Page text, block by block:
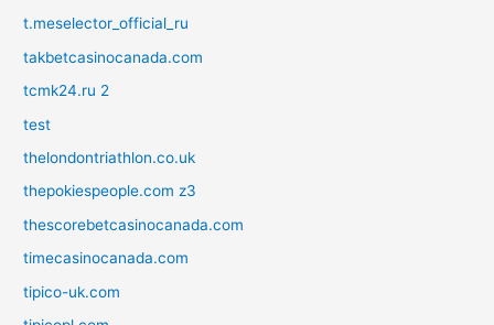
t.meselector_official_ru
takbetcasinocanada.com
tcmk24.ru 2
test
thelondontriathlon.co.uk
thepokiespeople.com z3
thescorebetcasinocanada.com
timecasinocanada.com
tipico-uk.com